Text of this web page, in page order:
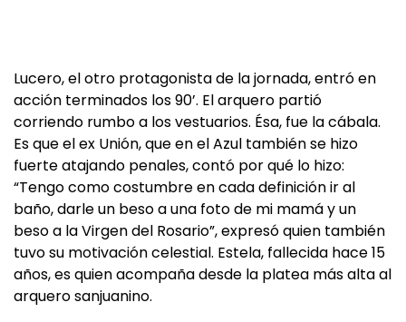
Lucero, el otro protagonista de la jornada, entró en
acción terminados los 90’. El arquero partió
corriendo rumbo a los vestuarios. Ésa, fue la cábala.
Es que el ex Unión, que en el Azul también se hizo
fuerte atajando penales, contó por qué lo hizo:
“Tengo como costumbre en cada definición ir al
baño, darle un beso a una foto de mi mamá y un
beso a la Virgen del Rosario”, expresó quien también
tuvo su motivación celestial. Estela, fallecida hace 15
años, es quien acompaña desde la platea más alta al
arquero sanjuanino.